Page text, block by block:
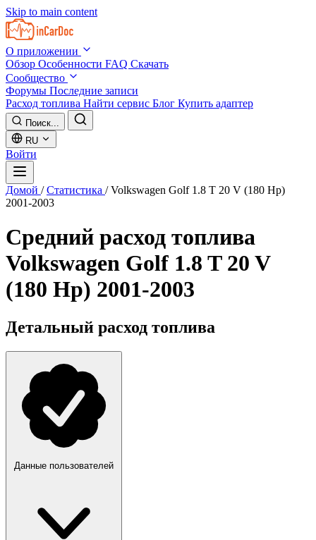
Skip to main content
О приложении
Обзор Особенности FAQ Скачать
Сообщество
Форумы Последние записи
Расход топлива Найти сервис Блог Купить адаптер
Поиск...
RU
Войти
Домой / Статистика / Volkswagen Golf 1.8 T 20 V (180 Hp)
2001-2003
Средний расход топлива
Volkswagen Golf 1.8 T 20 V
(180 Hp) 2001-2003
Детальный расход топлива
Данные пользователей